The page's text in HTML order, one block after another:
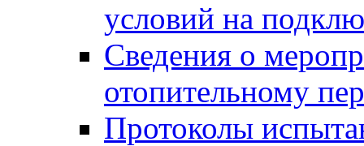
условий на
Сведения о
отопительному
Протоколы